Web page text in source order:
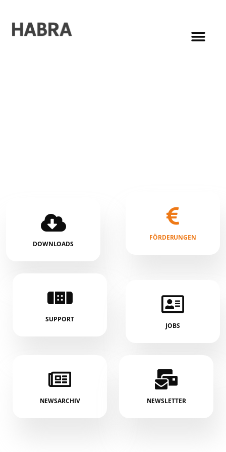
DOWNLOADS
FÖRDERUNGEN
SUPPORT
JOBS
NEWSARCHIV NEWSLETTER